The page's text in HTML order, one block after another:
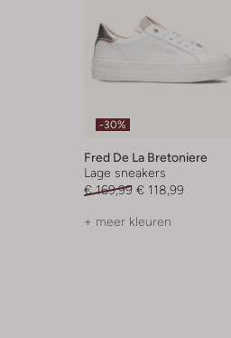
-30%
Fred De La Bretoniere
Lage sneakers
€ 169,99 € 118,99
+ meer kleuren